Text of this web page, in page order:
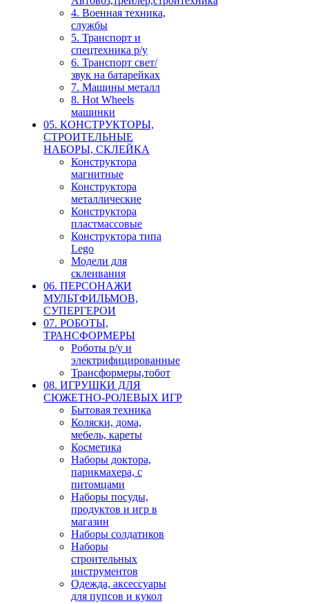
4. Военная техника,
службы
5. Транспорт и
спецтехника р/у
6. Транспорт свет/
звук на батарейках
7. Машины металл
8. Hot Wheels
машинки
05. КОНСТРУКТОРЫ,
СТРОИТЕЛЬНЫЕ
НАБОРЫ, СКЛЕЙКА
Конструктора
магнитные
Конструктора
металлические
Конструктора
пластмассовые
Конструктора типа
Lego
Модели для
склеивания
06. ПЕРСОНАЖИ
МУЛЬТФИЛЬМОВ,
СУПЕРГЕРОИ
07. РОБОТЫ,
ТРАНСФОРМЕРЫ
Роботы р/у и
электрифицированные
Трансформеры,тобот
08. ИГРУШКИ ДЛЯ
СЮЖЕТНО-РОЛЕВЫХ ИГР
Бытовая техника
Коляски, дома,
мебель, кареты
Косметика
Наборы доктора,
парикмахера, с
питомцами
Наборы посуды,
продуктов и игр в
магазин
Наборы солдатиков
Наборы
строительных
инструментов
Одежда, аксессуары
для пупсов и кукол